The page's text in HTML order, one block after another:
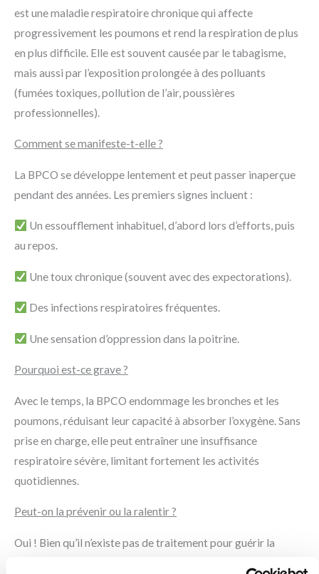
est une maladie respiratoire chronique qui affecte
progressivement les poumons et rend la respiration de plus
en plus difficile. Elle est souvent causée par le tabagisme,
mais aussi par l’exposition prolongée à des polluants
(fumées toxiques, pollution de l’air, poussières
professionnelles).
Comment se manifeste-t-elle ?
La BPCO se développe lentement et peut passer inaperçue
pendant des années. Les premiers signes incluent :
Un essoufflement inhabituel, d’abord lors d’efforts, puis
au repos.
Une toux chronique (souvent avec des expectorations).
Des infections respiratoires fréquentes.
Une sensation d’oppression dans la poitrine.
Pourquoi est-ce grave ?
Avec le temps, la BPCO endommage les bronches et les
poumons, réduisant leur capacité à absorber l’oxygène. Sans
prise en charge, elle peut entraîner une insuffisance
respiratoire sévère, limitant fortement les activités
quotidiennes.
Peut-on la prévenir ou la ralentir ?
Oui ! Bien qu’il n’existe pas de traitement pour guérir la